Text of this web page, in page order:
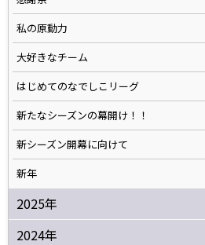
私の原動力
大好きなチーム
はじめてのなでしこリーグ
新たなシーズンの幕開け！！
新シーズン開幕に向けて
新年
2025年
2024年